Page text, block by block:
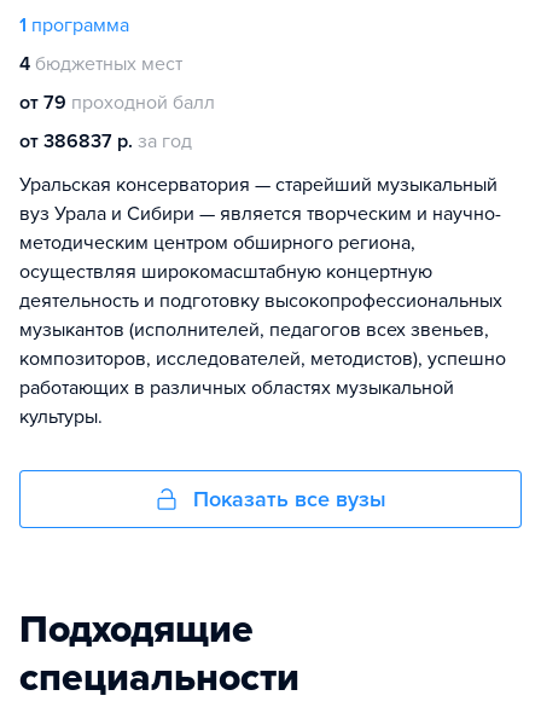
1 программа
4 бюджетных мест
от 79 проходной балл
от 386837 р. за год
Уральская консерватория — старейший музыкальный
вуз Урала и Сибири — является творческим и научно-
методическим центром обширного региона,
осуществляя широкомасштабную концертную
деятельность и подготовку высокопрофессиональных
музыкантов (исполнителей, педагогов всех звеньев,
композиторов, исследователей, методистов), успешно
работающих в различных областях музыкальной
культуры.
Показать все вузы
Подходящие
специальности